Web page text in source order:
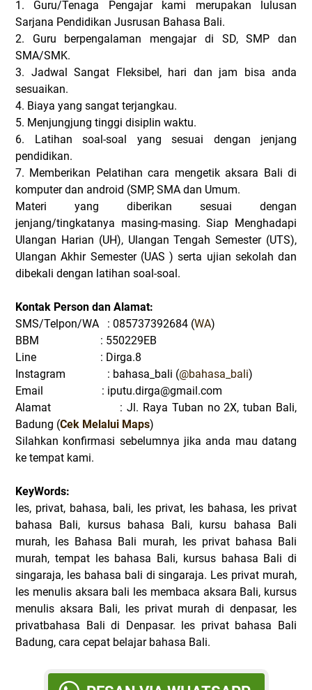
1. Guru/Tenaga Pengajar kami merupakan lulusan
Sarjana Pendidikan Jusrusan Bahasa Bali.
2. Guru berpengalaman mengajar di SD, SMP dan
SMA/SMK.
3. Jadwal Sangat Fleksibel, hari dan jam bisa anda
sesuaikan.
4. Biaya yang sangat terjangkau.
5. Menjungjung tinggi disiplin waktu.
6. Latihan soal-soal yang sesuai dengan jenjang
pendidikan.
7. Memberikan Pelatihan cara mengetik aksara Bali di
komputer dan android (SMP, SMA dan Umum.
Materi yang diberikan sesuai dengan
jenjang/tingkatanya masing-masing. Siap Menghadapi
Ulangan Harian (UH), Ulangan Tengah Semester (UTS),
Ulangan Akhir Semester (UAS ) serta ujian sekolah dan
dibekali dengan latihan soal-soal.
Kontak Person dan Alamat:
SMS/Telpon/WA : 085737392684 (WA)
BBM : 550229EB
Line : Dirga.8
Instagram : bahasa_bali (@bahasa_bali)
Email : iputu.dirga@gmail.com
Alamat : Jl. Raya Tuban no 2X, tuban Bali,
Badung (Cek Melalui Maps)
Silahkan konfirmasi sebelumnya jika anda mau datang
ke tempat kami.
KeyWords:
les, privat, bahasa, bali, les privat, les bahasa, les privat
bahasa Bali, kursus bahasa Bali, kursu bahasa Bali
murah, les Bahasa Bali murah, les privat bahasa Bali
murah, tempat les bahasa Bali, kursus bahasa Bali di
singaraja, les bahasa bali di singaraja. Les privat murah,
les menulis aksara bali les membaca aksara Bali, kursus
menulis aksara Bali, les privat murah di denpasar, les
privatbahasa Bali di Denpasar. les privat bahasa Bali
Badung, cara cepat belajar bahasa Bali.